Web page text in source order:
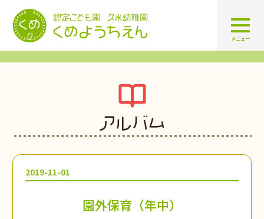
認定こども園 学校法人久米幼
メニュー
アルバム
2019-11-01
園外保育（年中）